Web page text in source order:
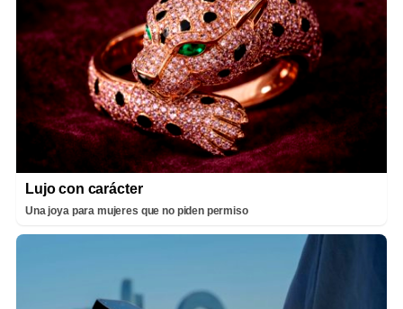
Lujo con carácter
Una joya para mujeres que no piden permiso